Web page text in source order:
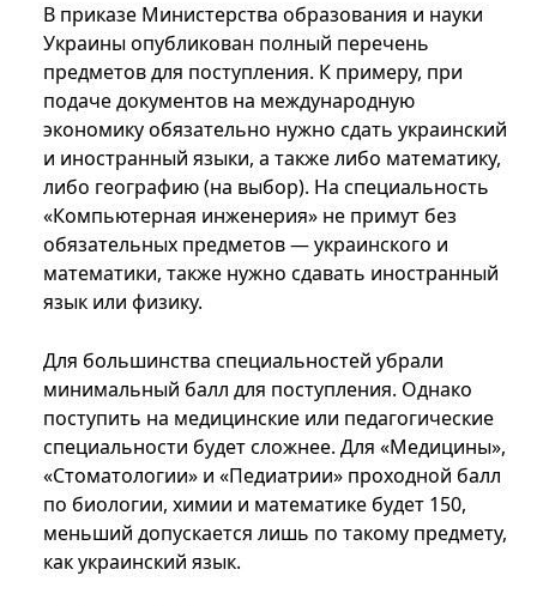
В приказе Министерства образования и науки
Украины опубликован полный перечень
предметов для поступления. К примеру, при
подаче документов на международную
экономику обязательно нужно сдать украинский
и иностранный языки, а также либо математику,
либо географию (на выбор). На специальность
«Компьютерная инженерия» не примут без
обязательных предметов — украинского и
математики, также нужно сдавать иностранный
язык или физику.
Для большинства специальностей убрали
минимальный балл для поступления. Однако
поступить на медицинские или педагогические
специальности будет сложнее. Для «Медицины»,
«Стоматологии» и «Педиатрии» проходной балл
по биологии, химии и математике будет 150,
меньший допускается лишь по такому предмету,
как украинский язык.